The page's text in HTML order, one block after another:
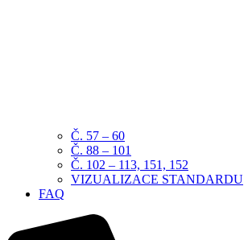
Č. 57 – 60
Č. 88 – 101
Č. 102 – 113, 151, 152
VIZUALIZACE STANDARDU
FAQ